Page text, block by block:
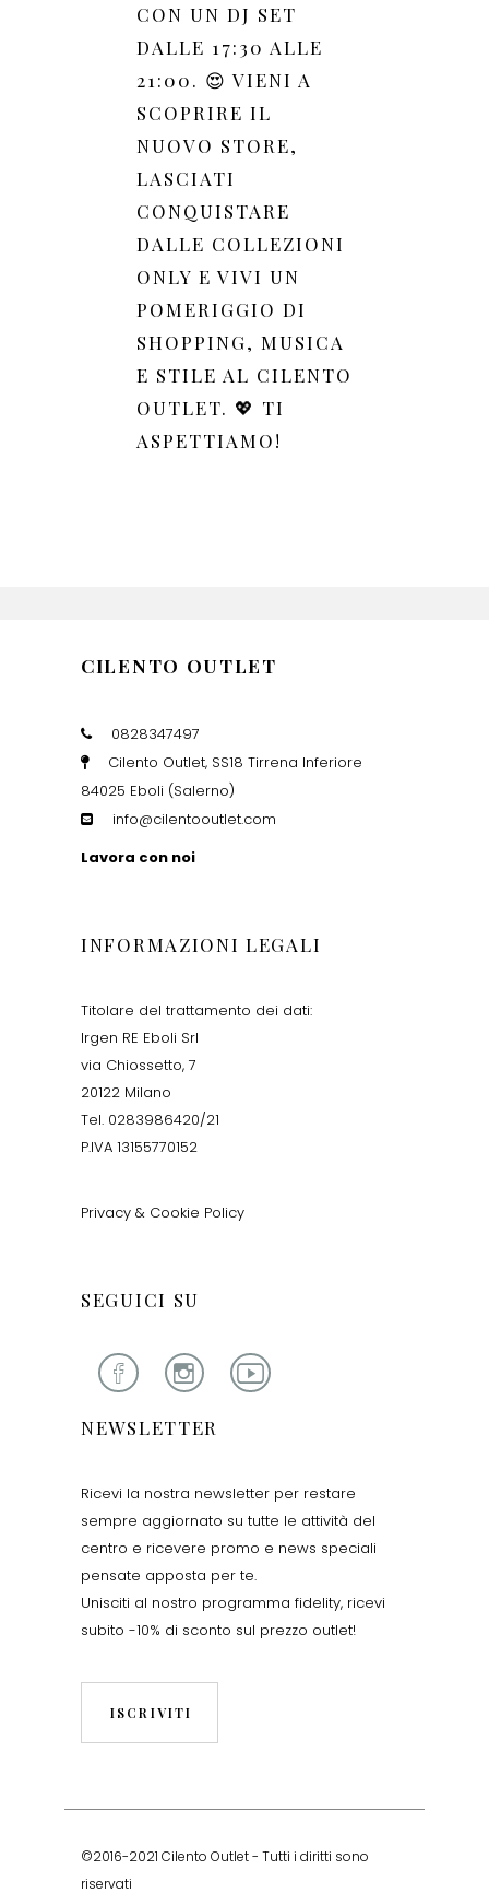
CON UN DJ SET
DALLE 17:30 ALLE
21:00. 😍 VIENI A
SCOPRIRE IL
NUOVO STORE,
LASCIATI
CONQUISTARE
DALLE COLLEZIONI
ONLY E VIVI UN
POMERIGGIO DI
SHOPPING, MUSICA
E STILE AL CILENTO
OUTLET. 💖 TI
ASPETTIAMO!
CILENTO OUTLET
0828347497
Cilento Outlet, SS18 Tirrena Inferiore
84025 Eboli (Salerno)
info@cilentooutlet.com
Lavora con noi
INFORMAZIONI LEGALI
Titolare del trattamento dei dati:
Irgen RE Eboli Srl
via Chiossetto, 7
20122 Milano
Tel. 0283986420/21
P.IVA 13155770152
Privacy & Cookie Policy
SEGUICI SU
NEWSLETTER
Ricevi la nostra newsletter per restare
sempre aggiornato su tutte le attività del
centro e ricevere promo e news speciali
pensate apposta per te.
Unisciti al nostro programma fidelity, ricevi
subito -10% di sconto sul prezzo outlet!
ISCRIVITI
©2016-2021 Cilento Outlet - Tutti i diritti sono
riservati